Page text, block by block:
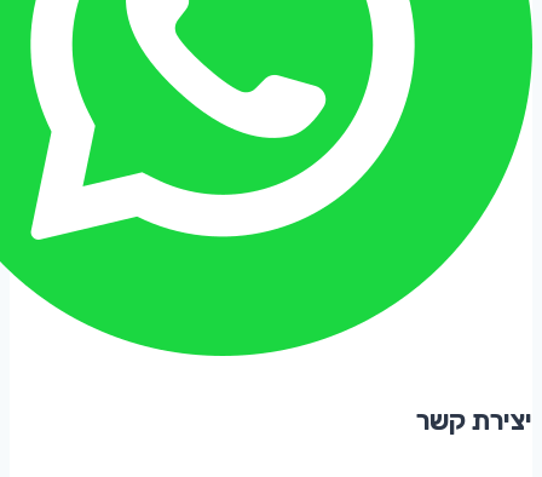
יצירת קשר